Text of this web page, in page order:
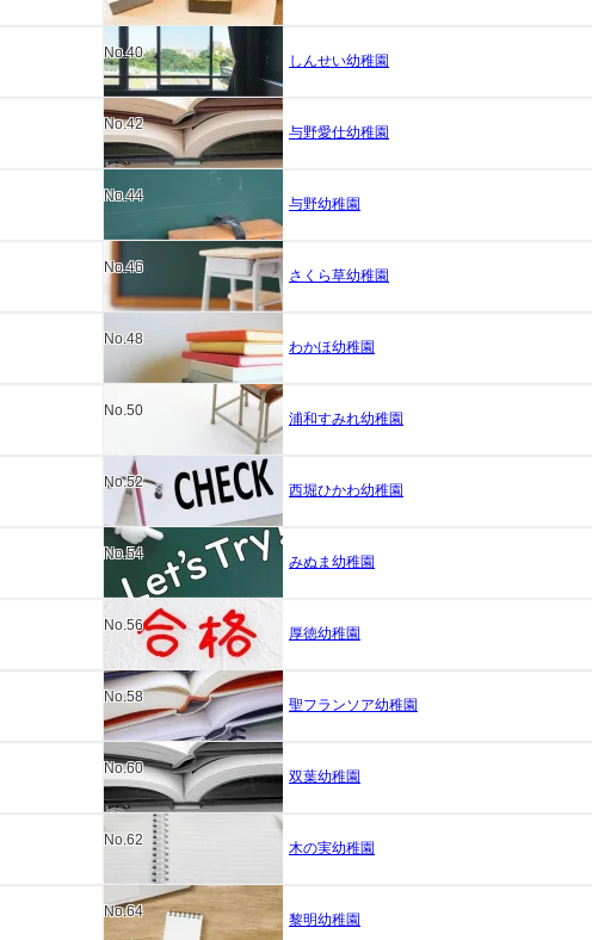
No.40
しんせい幼稚園
No.42
与野愛仕幼稚園
No.44
与野幼稚園
No.46
さくら草幼稚園
No.48
わかほ幼稚園
No.50
浦和すみれ幼稚園
No.52
西堀ひかわ幼稚園
No.54
みぬま幼稚園
No.56
厚徳幼稚園
No.58
聖フランソア幼稚園
No.60
双葉幼稚園
No.62
木の実幼稚園
No.64
黎明幼稚園